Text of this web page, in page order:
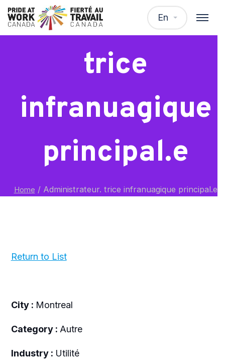
En
Administrateur.
trice
infranuagique
principal.e
Home /Administrateur. trice infranuagique principal.e
Return to List
City : Montreal
Category : Autre
Industry : Utilité